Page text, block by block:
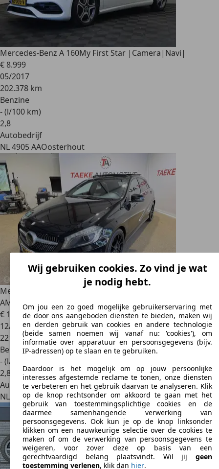
Mercedes-Benz A 160My First Star |Camera|Navi|
€ 8.999
05/2017
202.378 km
Benzine
- (l/100 km)
2,8
Autobedrijf
NL 4905 AAOosterhout
Mercedes-Benz A 200
Prestige
AMG/AUT/CLIMA/CRUISE/PANO
€ 10.950
12/2014
221.967 km
Benzine
- (l/100 km)
2,8
Autobedrijf
NL 7091 ZZDinxperlo
Wij gebruiken cookies. Zo vind je wat
je nodig hebt.
Om jou een zo goed mogelijke gebruikerservaring met
de door ons aangeboden diensten te bieden, maken wij
en derden gebruik van cookies en andere technologie
(beide samen noemen wij vanaf nu: 'cookies'), om
informatie over apparatuur en persoonsgegevens (bijv.
IP-adressen) op te slaan en te gebruiken.
Daardoor is het mogelijk om op jouw persoonlijke
interesses afgestemde reclame te tonen, onze diensten
te verbeteren en het gebruik daarvan te analyseren. Klik
op de knop rechtsonder om akkoord te gaan met het
gebruik van toestemmingsplichtige cookies en de
daarmee samenhangende verwerking van
persoonsgegevens. Ook kun je op de knop linksonder
klikken om een nauwkeurige selectie over de cookies te
maken of om de verwerking van persoonsgegevens te
weigeren, voor zover deze op basis van een
gerechtvaardigd belang plaatsvindt. Wil jij geen
toestemming verlenen, klik dan hier.